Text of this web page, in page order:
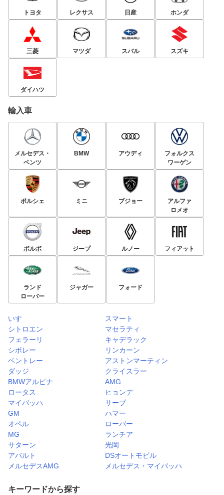
トヨタ レクサス 日産 ホンダ
三菱 マツダ スバル スズキ
ダイハツ
輸入車
メルセデス・
ベンツ
BMW アウディ
フォルクス
ワーゲン
ポルシェ ミニ プジョー
アルファ
ロメオ
ボルボ ジープ ルノー フィアット
ランド
ローバー
ジャガー フォード
いすゞ
スマート
シトロエン
マセラティ
フェラーリ
キャデラック
シボレー
リンカーン
ベントレー
アストンマーティン
ダッジ
クライスラー
BMWアルピナ
AMG
ロータス
ヒョンデ
マイバッハ
サーブ
GM
ハマー
オペル
ローバー
MG
ランチア
サターン
光岡
アバルト
DSオートモビル
メルセデスAMG
メルセデス・マイバッハ
キーワードから探す